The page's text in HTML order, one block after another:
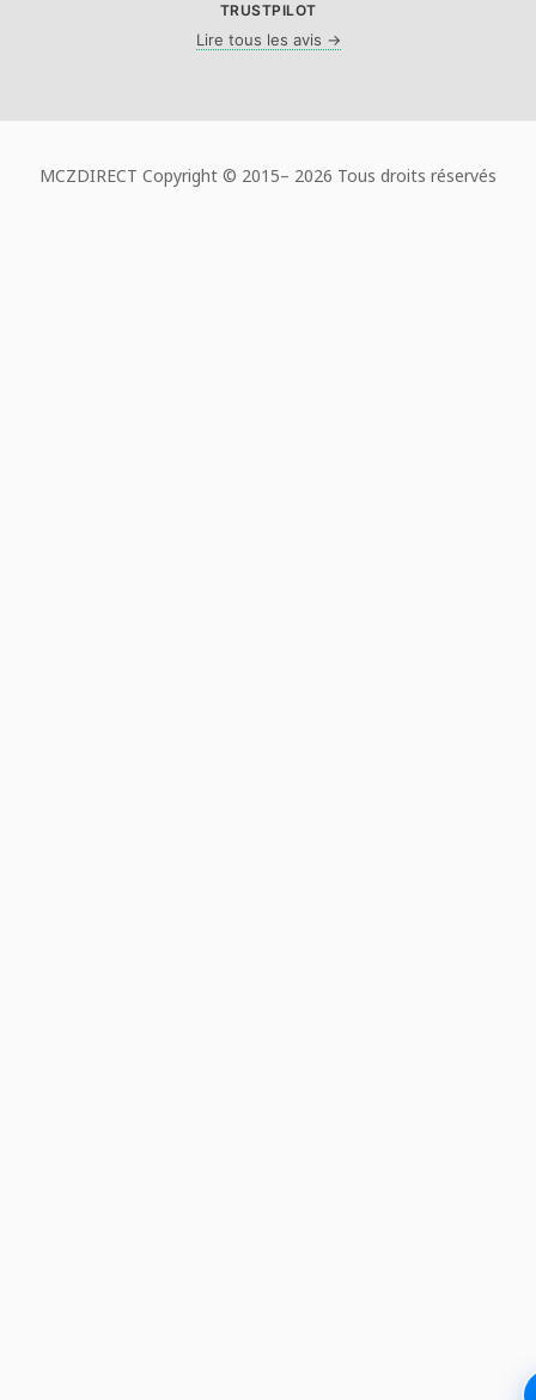
TRUSTPILOT
Lire tous les avis →
MCZDIRECT Copyright © 2015– 2026 Tous droits réservés